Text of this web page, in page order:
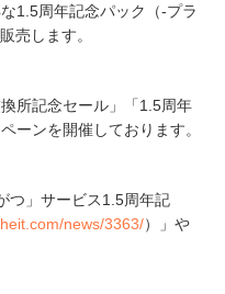
1.5周年記念パック（-プラ
売します。
所記念セール」「1.5周年
ーンを開催しております。
つ」サービス1.5周年記
news/3363/）」や